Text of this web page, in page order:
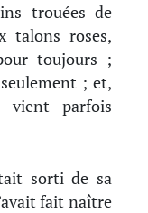
trouées de
talons roses,
toujours ;
; et,
vient parfois
sorti de sa
fait naître